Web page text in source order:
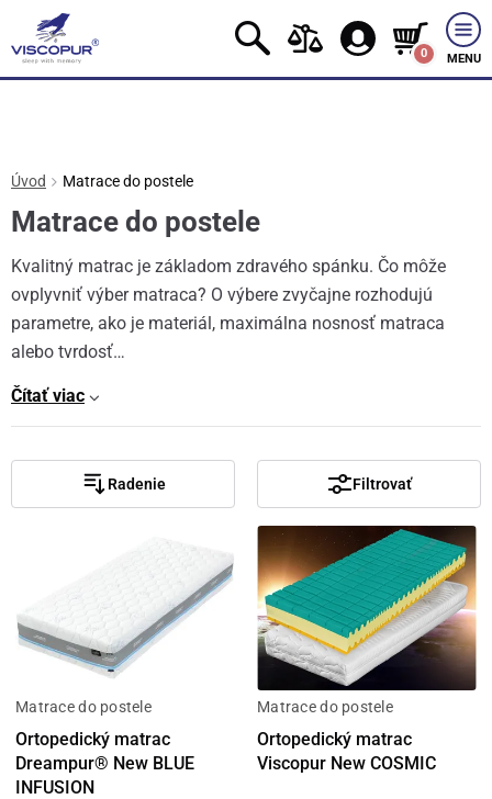
0 MENU
Úvod Matrace do postele
Matrace do postele
Kvalitný matrac je základom zdravého spánku. Čo môže
ovplyvniť výber matraca? O výbere zvyčajne rozhodujú
parametre, ako je materiál, maximálna nosnosť matraca
alebo tvrdosť…
Čítať viac
Radenie Filtrovať
Matrace do postele
Ortopedický matrac
Dreampur® New BLUE
INFUSION
Matrace do postele
Ortopedický matrac
Viscopur New COSMIC